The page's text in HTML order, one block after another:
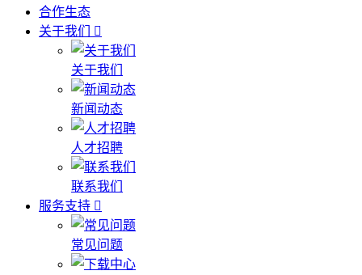
合作生态
关于我们
关于我们
新闻动态
人才招聘
联系我们
服务支持
常见问题